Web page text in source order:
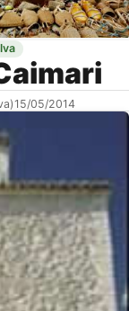
15/05/2014